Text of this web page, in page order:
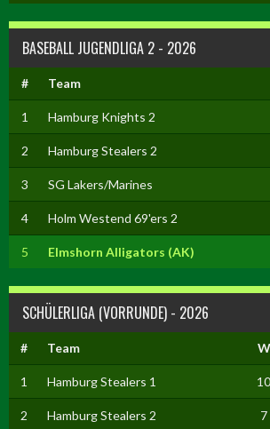
BASEBALL JUGENDLIGA 2 - 2026
# Team
1 Hamburg Knights 2
2 Hamburg Stealers 2
3 SG Lakers/Marines
4 Holm Westend 69'ers 2
5 Elmshorn Alligators (AK)
SCHÜLERLIGA (VORRUNDE) - 2026
# Team W
1 Hamburg Stealers 1 10
2 Hamburg Stealers 2 7